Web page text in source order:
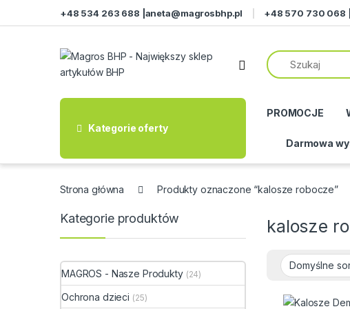
+48 534 263 688 | aneta@magrosbhp.pl +48 570 730 068 |
Kategorie oferty
PROMOCJE
Darmowa
Strona główna Produkty oznaczone “kalosze robocze”
kalosze
Kategorie produktów
MAGROS - Nasze Produkty (24)
Ochrona dzieci (25)